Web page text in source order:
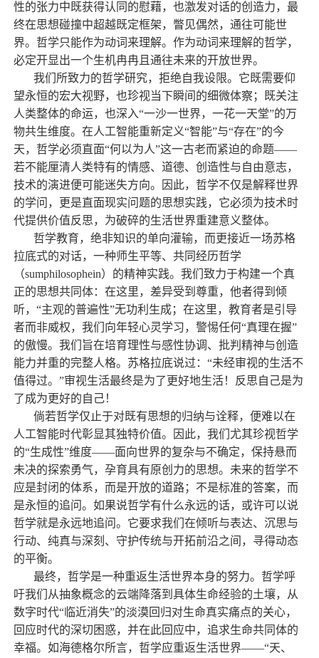
性的张力中既获得认同的慰藉，也激发对话的创造力，最
终在思想碰撞中超越既定框架，瞥见偶然，通往可能世
界。哲学只能作为动词来理解。作为动词来理解的哲学，
必定开显出一个生机冉冉且通往未来的开放世界。
我们所致力的哲学研究，拒绝自我设限。它既需要仰
望永恒的宏大视野，也珍视当下瞬间的细微体察；既关注
人类整体的命运，也深入“一沙一世界，一花一天堂”的万
物共生维度。在人工智能重新定义“智能”与“存在”的今
天，哲学必须直面“何以为人”这一古老而紧迫的命题——
若不能厘清人类特有的情感、道德、创造性与自由意志，
技术的演进便可能迷失方向。因此，哲学不仅是解释世界
的学问，更是直面现实问题的思想实践，它必须为技术时
代提供价值反思，为破碎的生活世界重建意义整体。
哲学教育，绝非知识的单向灌输，而更接近一场苏格
拉底式的对话，一种师生平等、共同经历哲学
（sumphilosophein）的精神实践。我们致力于构建一个真
正的思想共同体：在这里，差异受到尊重，他者得到倾
听，“主观的普遍性”无功利生成；在这里，教育者是引导
者而非威权，我们向年轻心灵学习，警惕任何“真理在握”
的傲慢。我们旨在培育理性与感性协调、批判精神与创造
能力并重的完整人格。苏格拉底说过：“未经审视的生活不
值得过。”审视生活最终是为了更好地生活！反思自己是为
了成为更好的自己！
倘若哲学仅止于对既有思想的归纳与诠释，便难以在
人工智能时代彰显其独特价值。因此，我们尤其珍视哲学
的“生成性”维度——面向世界的复杂与不确定，保持悬而
未决的探索勇气，孕育具有原创力的思想。未来的哲学不
应是封闭的体系，而是开放的道路；不是标准的答案，而
是永恒的追问。如果说哲学有什么永远的话，或许可以说
哲学就是永远地追问。它要求我们在倾听与表达、沉思与
行动、纯真与深刻、守护传统与开拓前沿之间，寻得动态
的平衡。
最终，哲学是一种重返生活世界本身的努力。哲学呼
吁我们从抽象概念的云端降落到具体生命经验的土壤，从
数字时代“临近消失”的淡漠回归对生命真实痛点的关心，
回应时代的深切困惑，并在此回应中，追求生命共同体的
幸福。如海德格尔所言，哲学应重返生活世界——“天、